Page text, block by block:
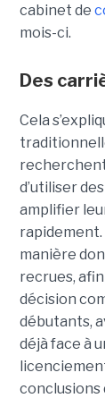
cabinet de
mois-ci.
Des
Cela
recherchent
d’utiliser
amplifier
manière
recrues,
décision
débutants,
déjà face à
conclusions